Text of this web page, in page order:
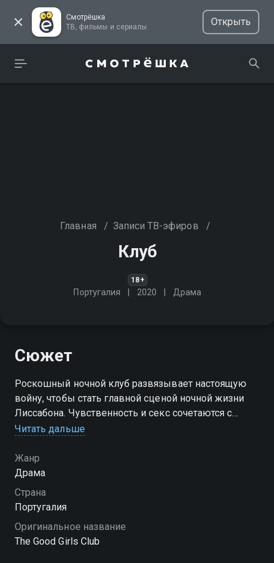
Смотрёшка
ТВ, фильмы и сериалы
Открыть
Главная / Записи ТВ-эфиров /
Клуб
18+
Португалия 2020 Драма
Сюжет
Роскошный ночной клуб развязывает настоящую
войну, чтобы стать главной сценой ночной жизни
Лиссабона. Чувственность и секс сочетаются с
политикой, безопасностью, бизнесом и гламуром
Читать дальше
Жанр
Драма
Страна
Португалия
Оригинальное название
The Good Girls Club